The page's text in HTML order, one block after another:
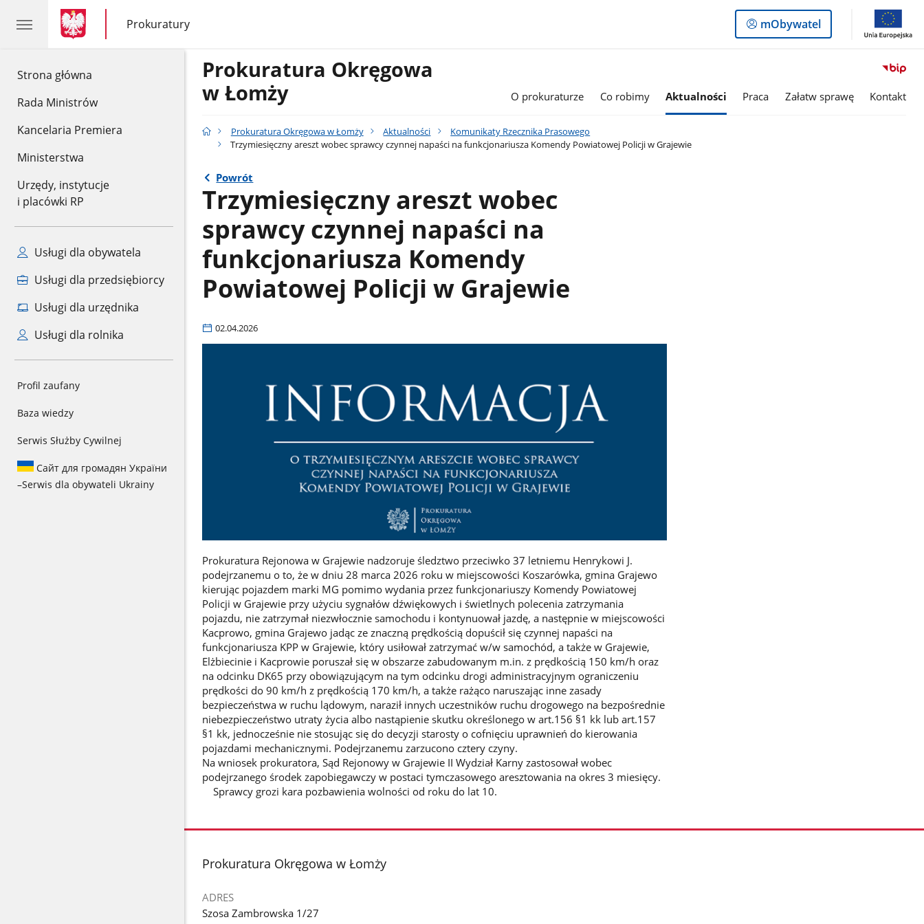
Strona główna
Rada Ministrów
Kancelaria Premiera
Ministerstwa
Urzędy, instytucje
i placówki RP
Usługi dla obywatela
Usługi dla przedsiębiorcy
Usługi dla urzędnika
Usługi dla rolnika
Profil zaufany
Baza wiedzy
Serwis Służby Cywilnej
Сайт для громадян України
–Serwis dla obywateli Ukrainy
gov.pl
gov.pl
Prokuratury
gov.pl
Prokuratury
Logowanie
do
mObywatel
Prokuratura Okręgowa
w Łomży
O prokuraturze Co robimy Aktualności Praca Załatw sprawę Kontakt
Prokuratura Okręgowa w Łomży Aktualności
Komunikaty Rzecznika Prasowego
Trzymiesięczny areszt wobec sprawcy czynnej napaści na funkcjonariusza Komendy Powiatowej Policji w Grajewie
Powrót
Trzymiesięczny areszt wobec
sprawcy czynnej napaści na
funkcjonariusza Komendy
Powiatowej Policji w Grajewie
02.04.2026
Prokuratura Rejonowa w Grajewie nadzoruje śledztwo przeciwko 37 letniemu Henrykowi J.
podejrzanemu o to, że w dniu 28 marca 2026 roku w miejscowości Koszarówka, gmina Grajewo
kierując pojazdem marki MG pomimo wydania przez funkcjonariuszy Komendy Powiatowej
Policji w Grajewie przy użyciu sygnałów dźwiękowych i świetlnych polecenia zatrzymania
pojazdu, nie zatrzymał niezwłocznie samochodu i kontynuował jazdę, a następnie w miejscowości
Kacprowo, gmina Grajewo jadąc ze znaczną prędkością dopuścił się czynnej napaści na
funkcjonariusza KPP w Grajewie, który usiłował zatrzymać w/w samochód, a także w Grajewie,
Elżbiecinie i Kacprowie poruszał się w obszarze zabudowanym m.in. z prędkością 150 km/h oraz
na odcinku DK65 przy obowiązującym na tym odcinku drogi administracyjnym ograniczeniu
prędkości do 90 km/h z prędkością 170 km/h, a także rażąco naruszając inne zasady
bezpieczeństwa w ruchu lądowym, naraził innych uczestników ruchu drogowego na bezpośrednie
niebezpieczeństwo utraty życia albo nastąpienie skutku określonego w art.156 §1 kk lub art.157
§1 kk, jednocześnie nie stosując się do decyzji starosty o cofnięciu uprawnień do kierowania
pojazdami mechanicznymi. Podejrzanemu zarzucono cztery czyny.
Na wniosek prokuratora, Sąd Rejonowy w Grajewie II Wydział Karny zastosował wobec
podejrzanego środek zapobiegawczy w postaci tymczasowego aresztowania na okres 3 miesięcy.
Sprawcy grozi kara pozbawienia wolności od roku do lat 10.
stopka
Prokuratura Okręgowa w Łomży
ADRES
Szosa Zambrowska 1/27